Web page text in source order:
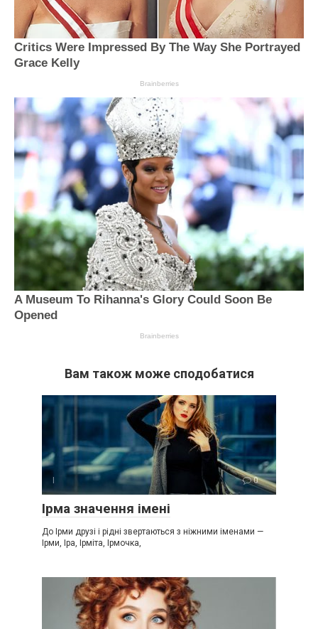
Вам також може сподобатися
0
Ірма значення імені
До Ірми друзі і рідні звертаються з ніжними іменами —
Ірми, Іра, Ірміта, Ірмочка,